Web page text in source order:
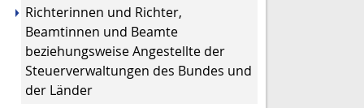
Richterinnen und Richter,
Beamtinnen und Beamte
beziehungsweise Angestellte der
Steuerverwaltungen des Bundes und
der Länder